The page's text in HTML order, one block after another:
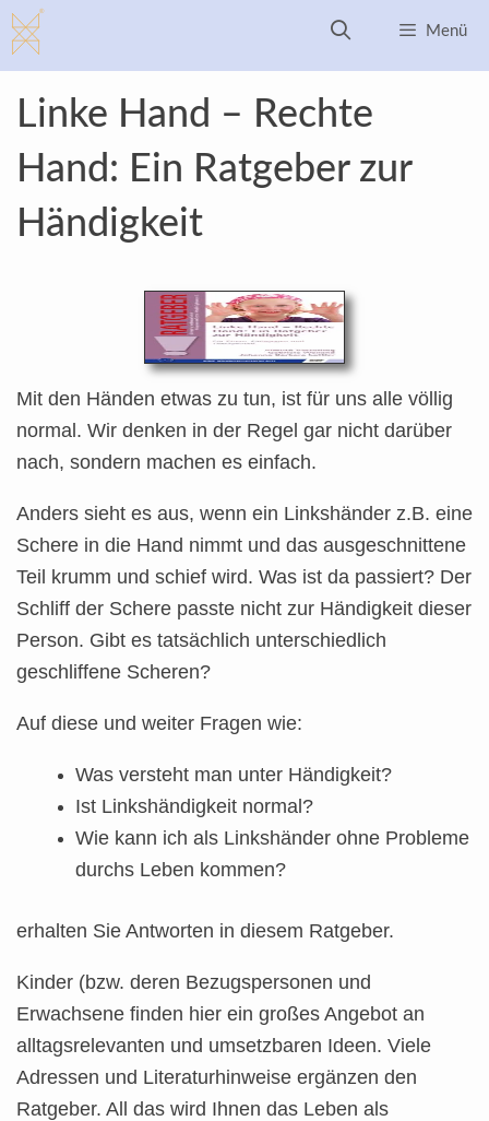
Zum
Inhalt
springen
Menü
Linke Hand – Rechte
Hand: Ein Ratgeber zur
Händigkeit
Mit den Händen etwas zu tun, ist für uns alle völlig
normal. Wir denken in der Regel gar nicht darüber
nach, sondern machen es einfach.
Anders sieht es aus, wenn ein Linkshänder z.B. eine
Schere in die Hand nimmt und das ausgeschnittene
Teil krumm und schief wird. Was ist da passiert? Der
Schliff der Schere passte nicht zur Händigkeit dieser
Person. Gibt es tatsächlich unterschiedlich
geschliffene Scheren?
Auf diese und weiter Fragen wie:
Was versteht man unter Händigkeit?
Ist Linkshändigkeit normal?
Wie kann ich als Linkshänder ohne Probleme
durchs Leben kommen?
erhalten Sie Antworten in diesem Ratgeber.
Kinder (bzw. deren Bezugspersonen und
Erwachsene finden hier ein großes Angebot an
alltagsrelevanten und umsetzbaren Ideen. Viele
Adressen und Literaturhinweise ergänzen den
Ratgeber. All das wird Ihnen das Leben als